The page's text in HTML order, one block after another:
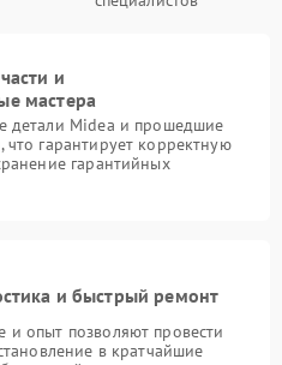
и
мастера
детали Midea и прошедшие
гарантирует корректную
гарантийных
и быстрый ремонт
опыт позволяют провести
в кратчайшие